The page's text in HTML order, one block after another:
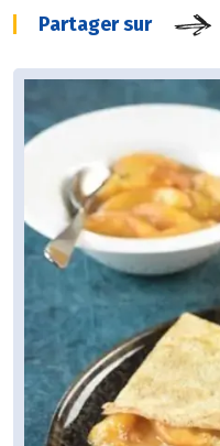
Partager sur